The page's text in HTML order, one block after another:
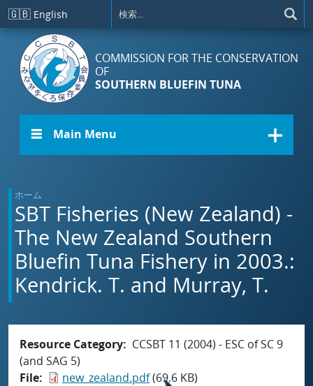
メインコンテンツに移動
🇬🇧 English
COMMISSION FOR THE CONSERVATION
OF
SOUTHERN BLUEFIN TUNA
☰ Main Menu
ホーム
SBT Fisheries (New Zealand) -
The New Zealand Southern
Bluefin Tuna Fishery in 2003.:
Kendrick. T. and Murray, T.
Resource Category
CCSBT 11 (2004) - ESC of SC 9
(and SAG 5)
File
new_zealand.pdf(69.6 KB)